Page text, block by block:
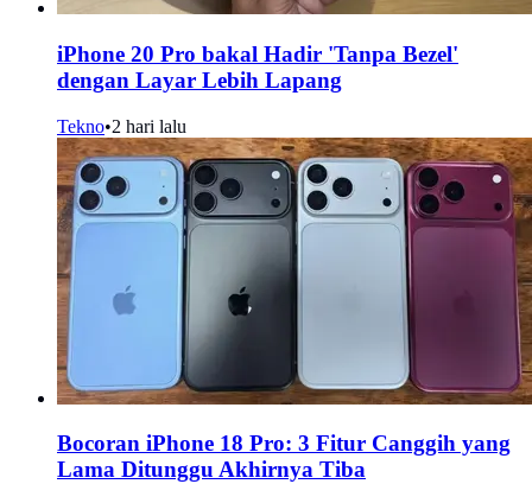
iPhone 20 Pro bakal Hadir 'Tanpa Bezel'
dengan Layar Lebih Lapang
Tekno•2 hari lalu
Bocoran iPhone 18 Pro: 3 Fitur Canggih yang
Lama Ditunggu Akhirnya Tiba